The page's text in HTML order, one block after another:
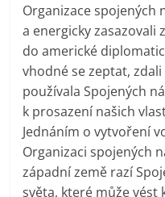
Organizace spojených
a energicky zasazovali
do americké
vhodné se zeptat,
používala Spojených
k prosazení našich
Jednáním o vytvoření
Organizaci spojených
západní země razí
světa, které může vést